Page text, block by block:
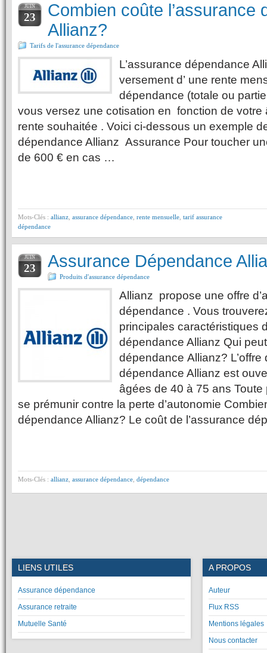
JUIN
23
Combien coûte l’assurance
Allianz?
Tarifs de l'assurance dépendance
L’assurance dépendance
versement d’ une rente
dépendance (totale ou
vous versez une cotisation en fonction de votre
rente souhaitée . Voici ci-dessous un exemple
dépendance Allianz Assurance Pour toucher
de 600 € en cas …
Mots-Clés : allianz assurance dépendance rente mensuelle tarif assurance
dépendance
JUIN
23 Assurance Dépendance
Produits d'assurance dépendance
Allianz propose une offre
dépendance . Vous
principales caractéristiques
dépendance Allianz Qui
dépendance Allianz? L’offre
dépendance Allianz est
âgées de 40 à 75 ans
se prémunir contre la perte d’autonomie
dépendance Allianz? Le coût de l’assurance
Mots-Clés : allianz assurance dépendance dépendance
LIENS UTILES
Assurance dépendance
Assurance retraite
Mutuelle Santé
A PROPOS
Auteur
Flux RSS
Mentions légales
Nous contacter